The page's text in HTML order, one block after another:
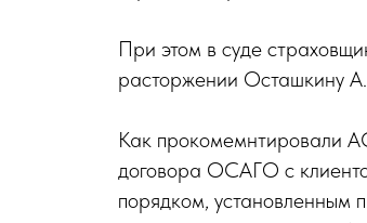
При этом в суде
расторжении Осташкину
Как прокомемнтировали
договора ОСАГО с
порядком,